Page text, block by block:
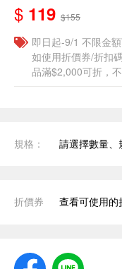
$ 119 $155
即日起-9/1 不限金
如使用折價券/折扣
品滿$2,000可折，
規格： 請選擇數量、
折價券 查看可使用的